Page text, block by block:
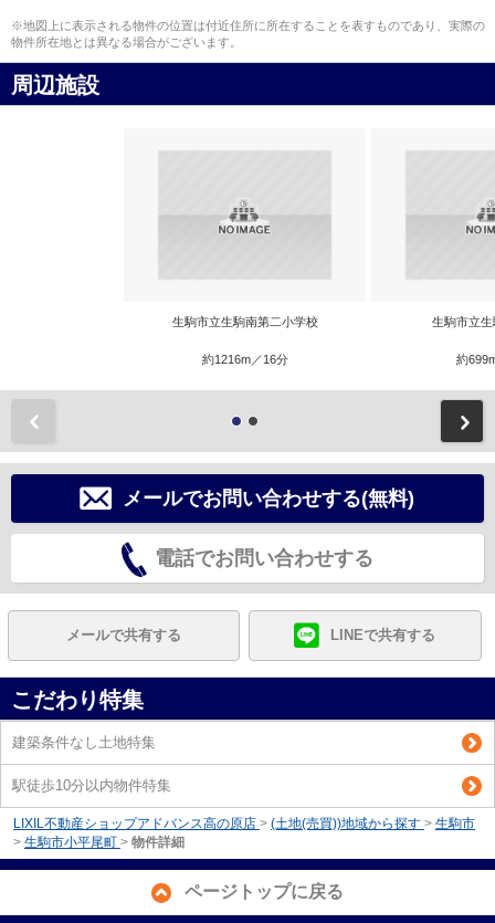
※地図上に表示される物件の位置は付近住所に所在することを表すものであり、実際の
物件所在地とは異なる場合がございます。
周辺施設
生駒市立生駒南第二小学校
約1216m／16分
生駒市立
約
メールでお問い合わせする(無料)
電話でお問い合わせする
メールで共有する LINEで共有する
こだわり特集
建築条件なし土地特集
駅徒歩10分以内物件特集
LIXIL不動産ショップアドバンス高の原店 > (土地(売買))地域から探す > 生駒市
> 生駒市小平尾町 > 物件詳細
ページトップに戻る